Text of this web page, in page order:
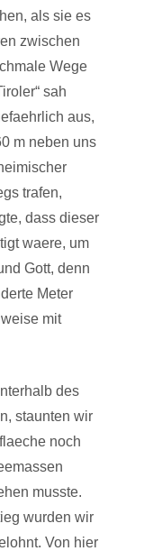
als sie es
zwischen
Wege
sah
aus,
m neben uns
trafen,
dass dieser
waere, um
Gott, denn
Meter
mit
des
staunten wir
noch
musste.
wurden wir
Von hier